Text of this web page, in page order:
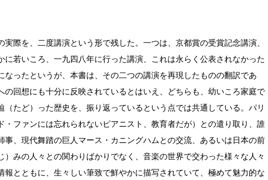
際を、二度講演という形で残した。一つは、京都賞の受賞記念講演、
若いころ、一九四八年に行った講演、これは永らく公表されなかった
ったというが、本書は、その二つの講演を再現したものの翻訳であ
回想にも十分に反映されているとはいえ、どちらも、幼いころ家庭で
たど）った歴史を、振り返っているという点では共通している。パリ
ファンには忘れられないピアニスト、教育者だが）との遣り取り、誰
、現代舞踏の巨人マース・カニングハムとの交流、あるいは日本の前
みの人々との関わりばかりでなく、音楽の世界で交わった様々な人々
とともに、生々しい筆致で鮮やかに描写されていて、極めて魅力的な